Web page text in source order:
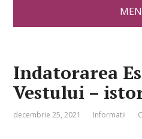
Indatorarea
Vestului –
decembrie 25, 2021 Informatii